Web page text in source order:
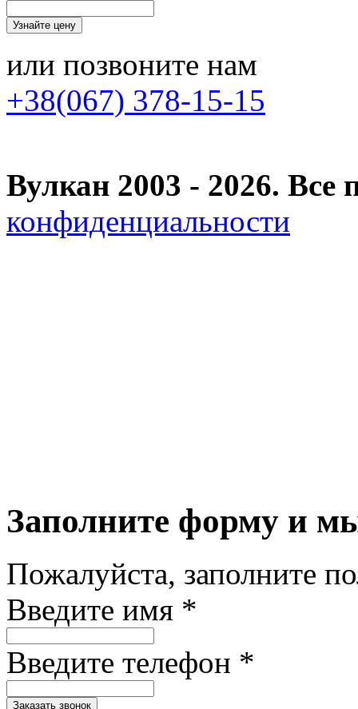
или позвоните нам
+38(067) 378-15-15
Вулкан 2003 - 2026.
конфиденциальности
Заполните форму и
Пожалуйста, заполните
Введите имя *
Введите телефон *